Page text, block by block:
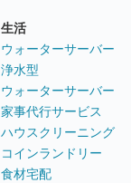
生活
ウォーターサーバー
浄水型
ウォーターサーバー
家事代行サービス
ハウスクリーニング
コインランドリー
食材宅配